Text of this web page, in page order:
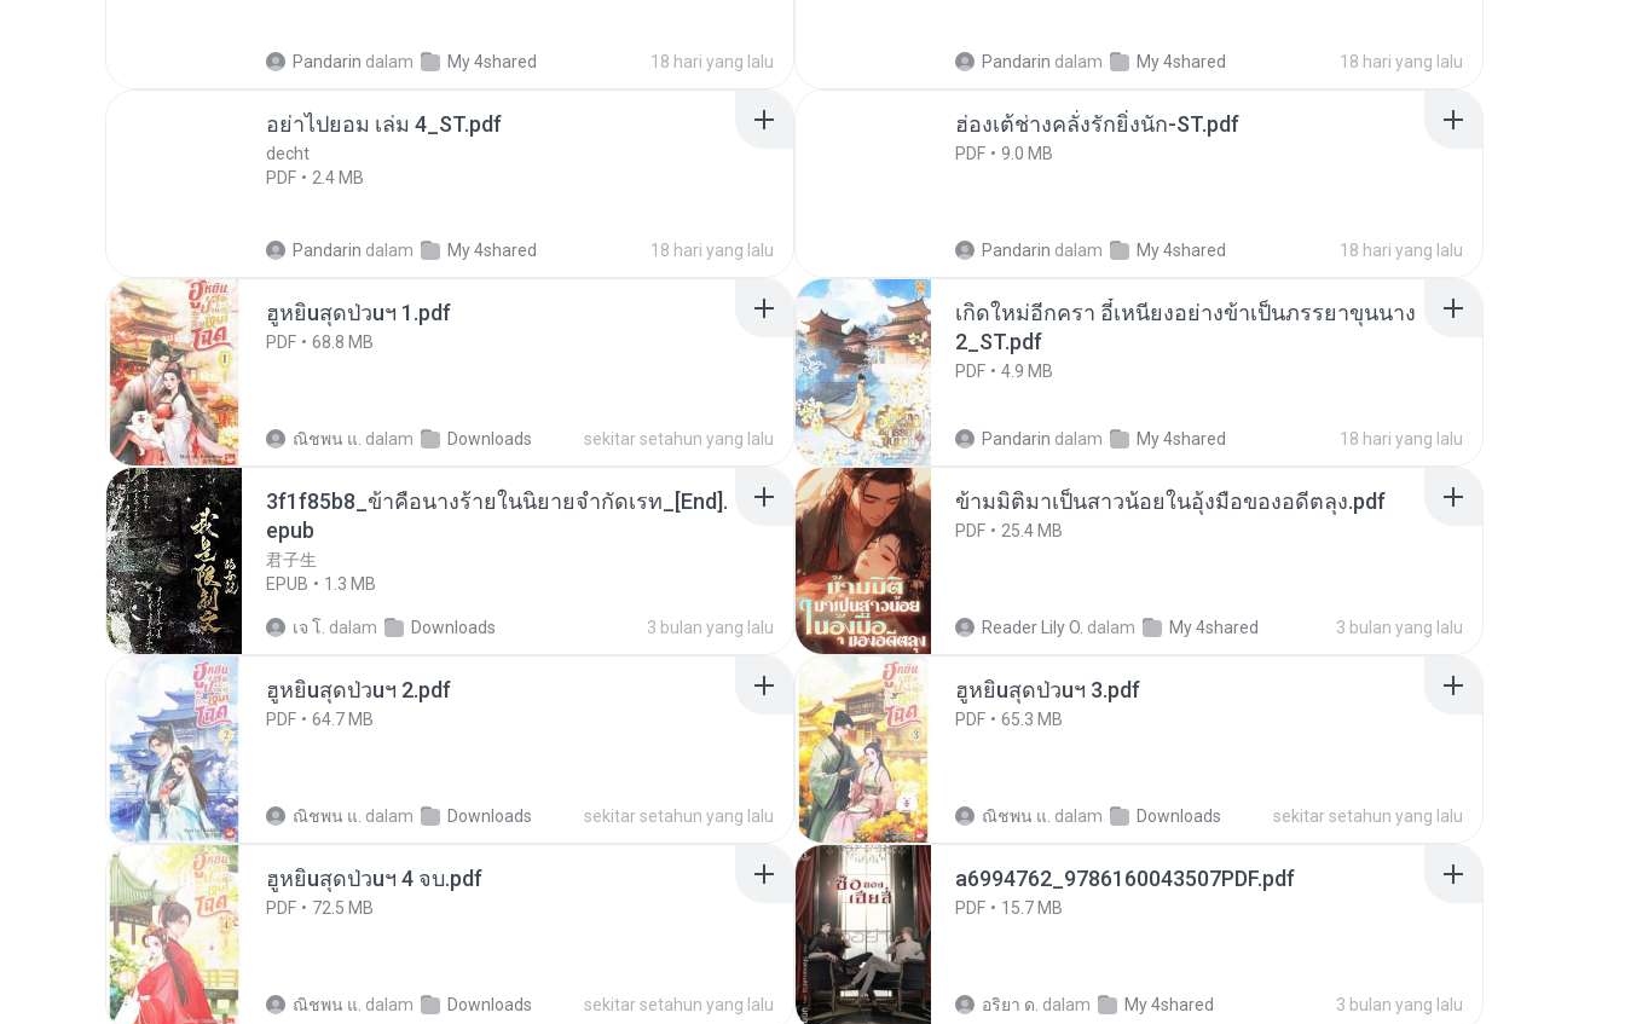
Pandarin dalam My 4shared 18 hari yang lalu Pandarin dalam My 4shared 18 hari yang lalu
อย่าไปยอม เล่ม 4_ST.pdf
decht
PDF
2.4 MB
Pandarin dalam My 4shared 18 hari yang lalu
ฮ่องเต้ช่างคลั่งรักยิ่งนัก-ST.pdf
PDF 9.0 MB
Pandarin dalam My 4shared 18 hari yang lalu
ฮูหยิuสุดป่วuฯ 1.pdf
PDF 68.8 MB
ณิชพน แ. dalam Downloads sekitar setahun yang lalu
เกิดใหม่อีกครา อี๋เหนียงอย่างข้าเป็นภรรยาขุนนาง
2_ST.pdf
PDF 4.9 MB
Pandarin dalam My 4shared 18 hari yang lalu
3f1f85b8_ข้าคือนางร้ายในนิยายจำกัดเรท_[End].
epub
君子生
EPUB
1.3 MB
เจ โ. dalam Downloads 3 bulan yang lalu
ข้ามมิติมาเป็นสาวน้อยในอุ้งมือของอดีตลุง.pdf
PDF 25.4 MB
Reader Lily O. dalam My 4shared 3 bulan yang lalu
ฮูหยิuสุดป่วuฯ 2.pdf
PDF 64.7 MB
ณิชพน แ. dalam Downloads sekitar setahun yang lalu
ฮูหยิuสุดป่วuฯ 3.pdf
PDF 65.3 MB
ณิชพน แ. dalam Downloads sekitar setahun yang lalu
ฮูหยิuสุดป่วuฯ 4 จบ.pdf
PDF 72.5 MB
ณิชพน แ. dalam Downloads sekitar setahun yang lalu
a6994762_9786160043507PDF.pdf
PDF 15.7 MB
อริยา ด. dalam My 4shared 3 bulan yang lalu